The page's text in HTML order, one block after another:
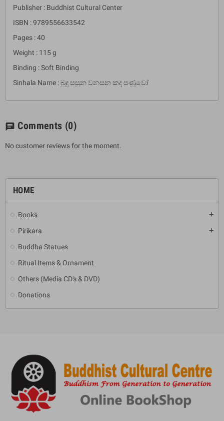
HOME
Books add
Pirikara add
Buddha Statues
Ritual Items & Ornament
Others (Media CD's & DVD)
Donations
Publisher : Buddhist Cultural Center
ISBN : 9789556633542
Pages : 40
Weight : 115 g
Binding : Soft Binding
Sinhala Name : බුදු සසුන වනසන කද පණුවෝ
chat Comments (0)
No customer reviews for the moment.